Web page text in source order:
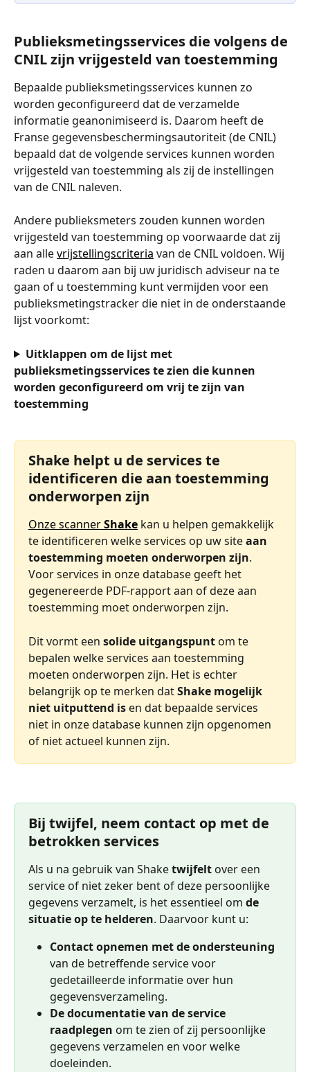
Publieksmetingsservices die volgens de
CNIL zijn vrijgesteld van toestemming
Bepaalde publieksmetingsservices kunnen zo
worden geconfigureerd dat de verzamelde
informatie geanonimiseerd is. Daarom heeft de
Franse gegevensbeschermingsautoriteit (de CNIL)
bepaald dat de volgende services kunnen worden
vrijgesteld van toestemming als zij de instellingen
van de CNIL naleven.
Andere publieksmeters zouden kunnen worden
vrijgesteld van toestemming op voorwaarde dat zij
aan alle vrijstellingscriteria van de CNIL voldoen. Wij
raden u daarom aan bij uw juridisch adviseur na te
gaan of u toestemming kunt vermijden voor een
publieksmetingstracker die niet in de onderstaande
lijst voorkomt:
Uitklappen om de lijst met
publieksmetingsservices te zien die kunnen
worden geconfigureerd om vrij te zijn van
toestemming
Shake helpt u de services te
identificeren die aan toestemming
onderworpen zijn
Onze scanner Shake kan u helpen gemakkelijk
te identificeren welke services op uw site aan
toestemming moeten onderworpen zijn.
Voor services in onze database geeft het
gegenereerde PDF-rapport aan of deze aan
toestemming moet onderworpen zijn.
Dit vormt een solide uitgangspunt om te
bepalen welke services aan toestemming
moeten onderworpen zijn. Het is echter
belangrijk op te merken dat Shake mogelijk
niet uitputtend is en dat bepaalde services
niet in onze database kunnen zijn opgenomen
of niet actueel kunnen zijn.
Bij twijfel, neem contact op met de
betrokken services
Als u na gebruik van Shake twijfelt over een
service of niet zeker bent of deze persoonlijke
gegevens verzamelt, is het essentieel om de
situatie op te helderen. Daarvoor kunt u:
Contact opnemen met de ondersteuning
van de betreffende service voor
gedetailleerde informatie over hun
gegevensverzameling.
De documentatie van de service
raadplegen om te zien of zij persoonlijke
gegevens verzamelen en voor welke
doeleinden.